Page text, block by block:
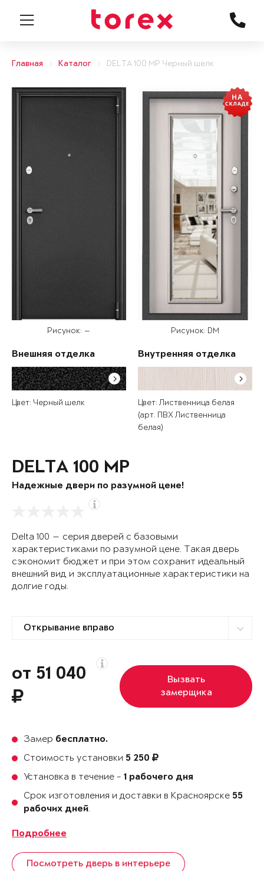
Главная Каталог DELTA 100 MP Черный шелк
Рисунок: —
Внешняя отделка
Цвет: Черный шелк
Рисунок: DM
Внутренняя отделка
Цвет: Лиственница белая
(арт. ПВХ Лиственница
белая)
DELTA 100 MP
Надежные двери по разумной цене!
Delta 100 — серия дверей с базовыми
характеристиками по разумной цене. Такая дверь
сэкономит бюджет и при этом сохранит идеальный
внешний вид и эксплуатационные характеристики на
долгие годы.
от 51 040
Вызвать
замерщика
Замер бесплатно.
Стоимость установки 5 250
Установка в течение - 1 рабочего дня
Срок изготовления и доставки в Красноярске 55
рабочих дней.
Подробнее
Посмотреть дверь в интерьере